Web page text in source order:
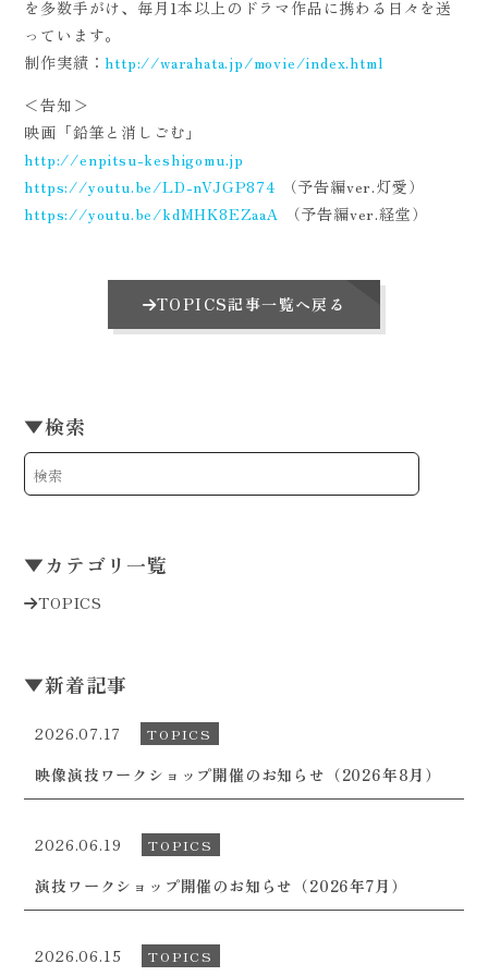
を多数手がけ、毎月1本以上のドラマ作品に携わる日々を送
っています。
制作実績：http://warahata.jp/movie/index.html
＜告知＞
映画「鉛筆と消しごむ」
http://enpitsu-keshigomu.jp
https://youtu.be/LD-nVJGP874 （予告編ver.灯愛）
https://youtu.be/kdMHK8EZaaA
（予告編ver.経堂）
TOPICS記事一覧へ戻る
▼検索
▼カテゴリ一覧
TOPICS
▼新着記事
2026.07.17 TOPICS
映像演技ワークショップ開催のお知らせ（2026年8月）
2026.06.19 TOPICS
演技ワークショップ開催のお知らせ（2026年7月）
2026.06.15 TOPICS